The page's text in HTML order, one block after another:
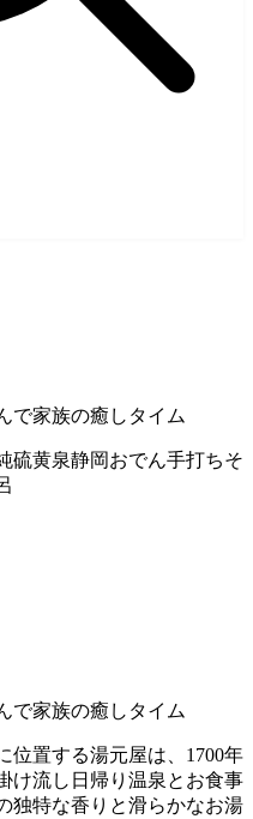
で家族の癒しタイム
硫黄泉静岡おでん手打ちそ
で家族の癒しタイム
位置する湯元屋は、1700年
け流し日帰り温泉とお食事
独特な香りと滑らかなお湯